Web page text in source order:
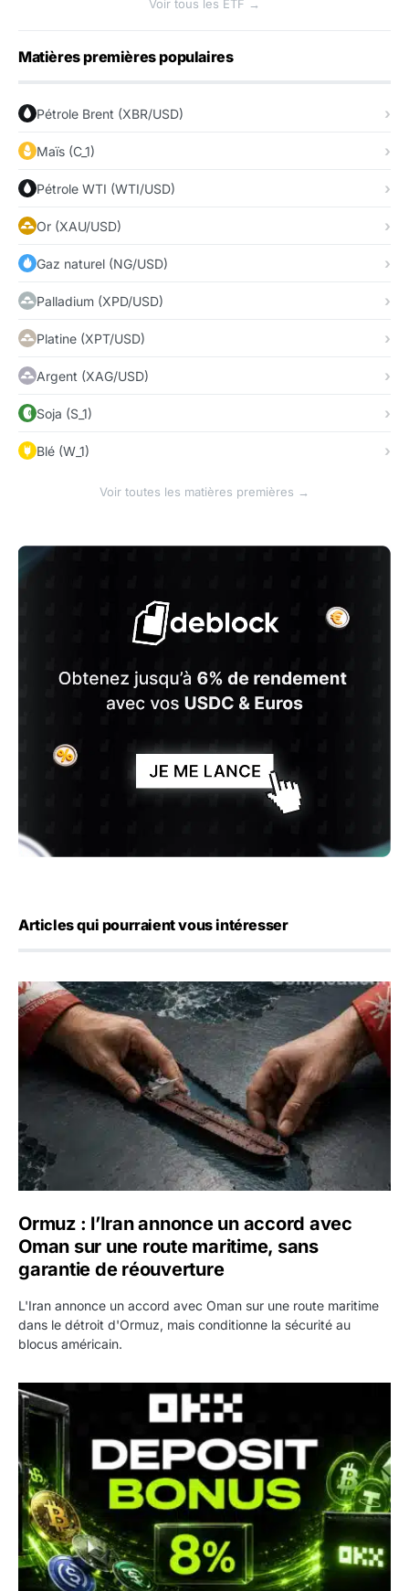
Voir tous les ETF →
Matières premières populaires
Pétrole Brent (XBR/USD)
Maïs (C_1)
Pétrole WTI (WTI/USD)
Or (XAU/USD)
Gaz naturel (NG/USD)
Palladium (XPD/USD)
Platine (XPT/USD)
Argent (XAG/USD)
Soja (S_1)
Blé (W_1)
Voir toutes les matières premières →
Articles qui pourraient vous intéresser
Ormuz : l’Iran annonce un accord avec Oman sur une
Ormuz : l’Iran annonce un accord avec
Oman sur une route maritime, sans
garantie de réouverture
L'Iran annonce un accord avec Oman sur une route maritime
dans le détroit d'Ormuz, mais conditionne la sécurité au
blocus américain.
OKX relance une campagne Deposit Bonus : jusqu’à 5